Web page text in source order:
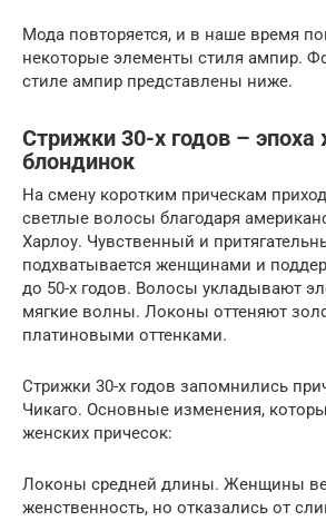
Мода повторяется, и в наше время
некоторые элементы стиля ампир.
стиле ампир представлены ниже.
Стрижки 30-х годов –
блондинок
На смену коротким прическам
светлые волосы благодаря
Харлоу. Чувственный и
подхватывается женщинами и
до 50-х годов. Волосы укладывают
мягкие волны. Локоны оттеняют
платиновыми оттенками.
Стрижки 30-х годов запомнились
Чикаго. Основные изменения,
женских причесок:
Локоны средней длины. Женщины
женственность, но отказались от